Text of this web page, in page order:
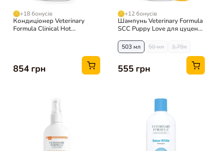
+18 бонусів
Кондиціонер Veterinary
Formula Clinical Hot
854 грн
+12 бонусів
Шампунь Veterinary Formula
SCC Puppy Love для цуценят
503 мл 50 мл 3,79л
555 грн